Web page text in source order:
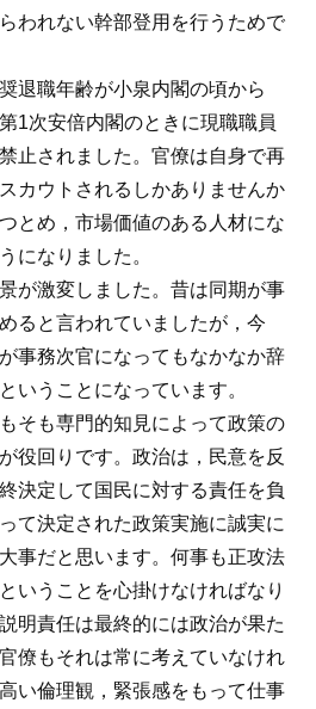
われない幹部登用を行うためで
退職年齢が小泉内閣の頃から
1次安倍内閣のときに現職職員
止されました。官僚は自身で再
カウトされるしかありませんか
とめ，市場価値のある人材にな
になりました。
が激変しました。昔は同期が事
ると言われていましたが，今
事務次官になってもなかなか辞
いうことになっています。
そも専門的知見によって政策の
役回りです。政治は，民意を反
決定して国民に対する責任を負
て決定された政策実施に誠実に
事だと思います。何事も正攻法
いうことを心掛けなければなり
明責任は最終的には政治が果た
僚もそれは常に考えていなけれ
い倫理観，緊張感をもって仕事